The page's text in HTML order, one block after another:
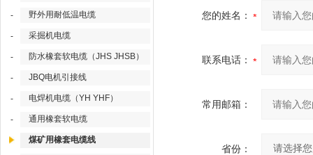
- 野外用耐低温电缆
- 采掘机电缆
- 防水橡套软电缆（JHS JHSB）
- JBQ电机引接线
- 电焊机电缆（YH YHF）
- 通用橡套软电缆
煤矿用橡套电缆线
您的姓名：
联系电话：
常用邮箱：
省份：